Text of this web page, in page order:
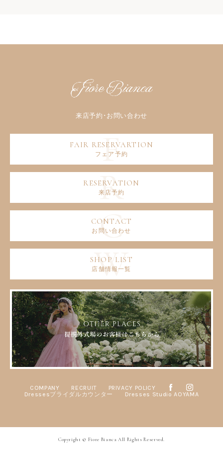
フェア予約
来店予約
お問い合わせ
店舗情報一覧
COMPANY RECRUIT
PRIVACY POLICY
Dressesブライダルカウンター
Dresses Studio AOYAMA
Copyright © Fiore Bianca All Rights Reserved.